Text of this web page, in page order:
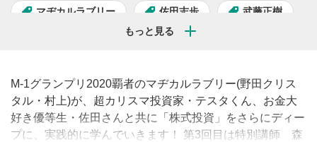
マヂカルラブリー 佐田志歩 武藤正樹
M-1グランプリ2020覇者のマヂカルラブリー(野田クリス
タル・村上)が、超カリスマ投資家・テスタくん、お金大
好き優等生・佐田さんと共に「株式投資」をさらにディー
プに、実践的に学んでいきます！ 第3回目は特別講師 森